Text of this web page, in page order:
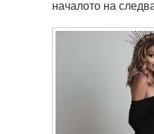
началото на